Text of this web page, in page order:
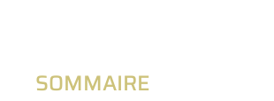
SOMMAIRE